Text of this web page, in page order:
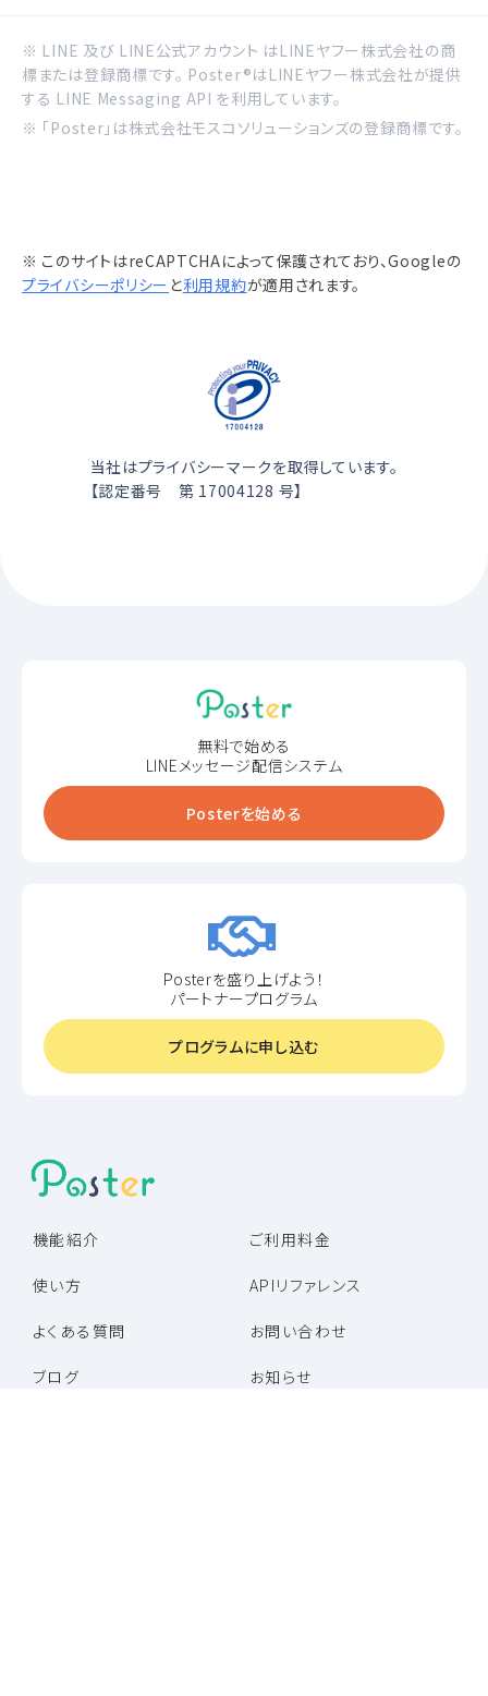
※ LINE 及び LINE公式アカウント はLINEヤフー株式会社の商
標または登録商標です。 Poster®はLINEヤフー株式会社が提供
する LINE Messaging API を利用しています。
※ 「Poster」は株式会社モスコソリューションズの登録商標です。
※ このサイトはreCAPTCHAによって保護されており、Googleの
プライバシーポリシー と利用規約が適用されます。
当社はプライバシーマークを取得しています。
【認定番号 第 17004128 号】
機能紹介
使い方
よくある質問
ブログ
ご利用料金
APIリファレンス
お問い合わせ
お知らせ
無料で始める
LINEメッセージ配信システム
Posterを始める
Posterを盛り上げよう！
パートナープログラム
プログラムに申し込む